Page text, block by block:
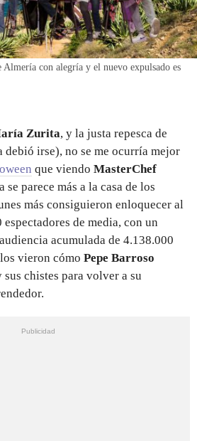
Almería con alegría y el nuevo expulsado es
Zurita, y la justa repesca de
debió irse), no se me ocurría mejor
que viendo MasterChef
se parece más a la casa de los
más consiguieron enloquecer al
de media, con un
acumulada de 4.138.000
vieron cómo Pepe Barroso
chistes para volver a su